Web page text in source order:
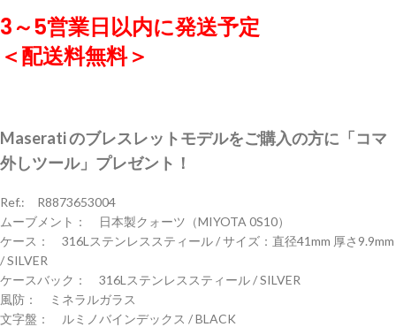
3～5営業日以内に発送予定
＜配送料無料＞
Maserati のブレスレットモデルをご購入の方に「コマ
外しツール」プレゼント！
Ref.: R8873653004
ムーブメント： 日本製クォーツ（MIYOTA 0S10）
ケース： 316Lステンレススティール / サイズ：直径41mm 厚さ9.9mm
/ SILVER
ケースバック： 316Lステンレススティール / SILVER
風防： ミネラルガラス
文字盤： ルミノバインデックス / BLACK